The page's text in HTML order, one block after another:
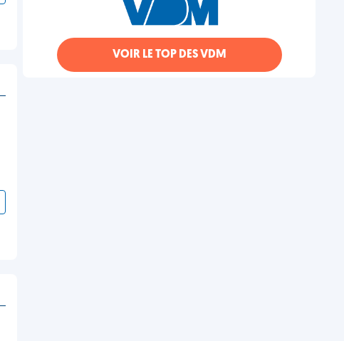
VOIR LE TOP DES VDM